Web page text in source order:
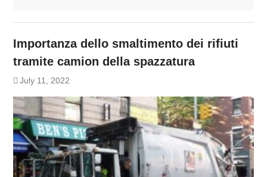
Importanza dello smaltimento dei rifiuti
tramite camion della spazzatura
July 11, 2022